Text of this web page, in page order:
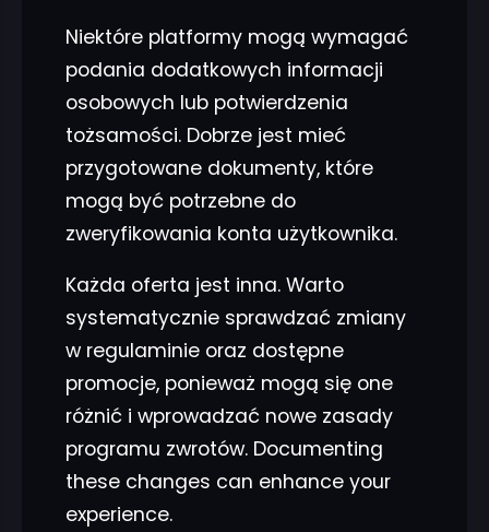
Niektóre platformy mogą wymagać
podania dodatkowych informacji
osobowych lub potwierdzenia
tożsamości. Dobrze jest mieć
przygotowane dokumenty, które
mogą być potrzebne do
zweryfikowania konta użytkownika.
Każda oferta jest inna. Warto
systematycznie sprawdzać zmiany
w regulaminie oraz dostępne
promocje, ponieważ mogą się one
różnić i wprowadzać nowe zasady
programu zwrotów. Documenting
these changes can enhance your
experience.